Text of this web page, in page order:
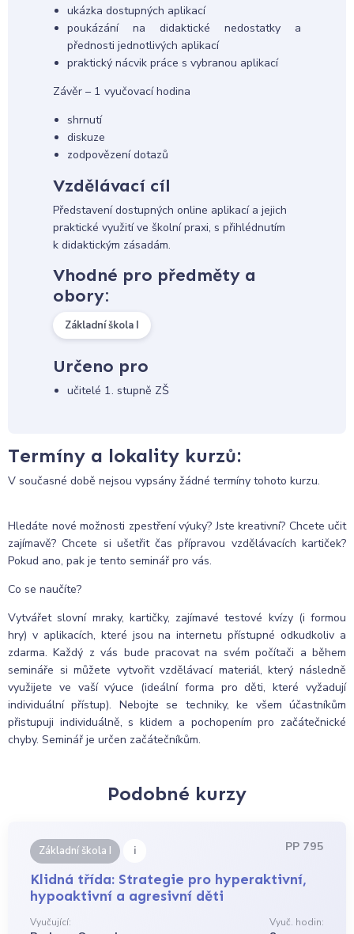
ukázka dostupných aplikací
poukázání na didaktické nedostatky a
přednosti jednotlivých aplikací
praktický nácvik práce s vybranou aplikací
Závěr – 1 vyučovací hodina
shrnutí
diskuze
zodpovězení dotazů
Vzdělávací cíl
Představení dostupných online aplikací a jejich
praktické využití ve školní praxi, s přihlédnutím
k didaktickým zásadám.
Vhodné pro předměty a
obory:
Základní škola I
Určeno pro
učitelé 1. stupně ZŠ
Termíny a lokality kurzů:
V současné době nejsou vypsány žádné termíny tohoto kurzu.
Hledáte nové možnosti zpestření výuky? Jste kreativní? Chcete učit
zajímavě? Chcete si ušetřit čas přípravou vzdělávacích kartiček?
Pokud ano, pak je tento seminář pro vás.
Co se naučíte?
Vytvářet slovní mraky, kartičky, zajímavé testové kvízy (i formou
hry) v aplikacích, které jsou na internetu přístupné odkudkoliv a
zdarma. Každý z vás bude pracovat na svém počítači a během
semináře si můžete vytvořit vzdělávací materiál, který následně
využijete ve vaší výuce (ideální forma pro děti, které vyžadují
individuální přístup). Nebojte se techniky, ke všem účastníkům
přistupuji individuálně, s klidem a pochopením pro začátečnické
chyby. Seminář je určen začátečníkům.
Podobné kurzy
Základní škola I i PP 795
Klidná třída: Strategie pro hyperaktivní,
hypoaktivní a agresivní děti
Vyučující: Vyuč. hodin: